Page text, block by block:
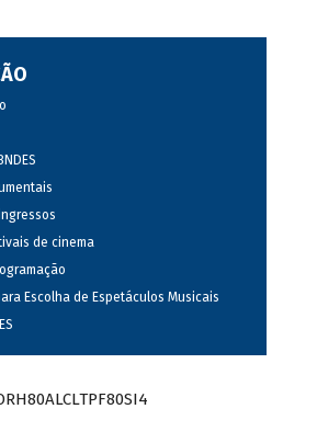
de cinema
Escolha de Espetáculos Musicais